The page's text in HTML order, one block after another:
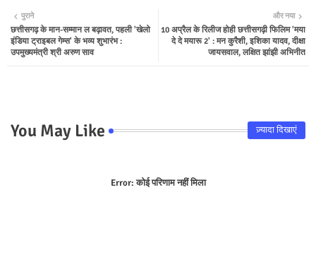
ter tsap
और नया
10 अप्रैल के रिलीज होही छत्तीसगढ़ी फिलिम 'मया
दे दे मयारू 2' : मन कुरैशी, इशिका यादव, दीक्षा
जायसवाल, लक्षित झांझी अभिनीत
पुराने
छत्तीसगढ़ के मान-सम्मान ल बढ़ावत, पहली 'खेलो
इंडिया ट्राइबल गेम्स' के भव्य शुभारंभ :
उपमुख्यमंत्री श्री अरुण साव
You May Like ज़्यादा दिखाएं
Error:कोई परिणाम नहीं मिला